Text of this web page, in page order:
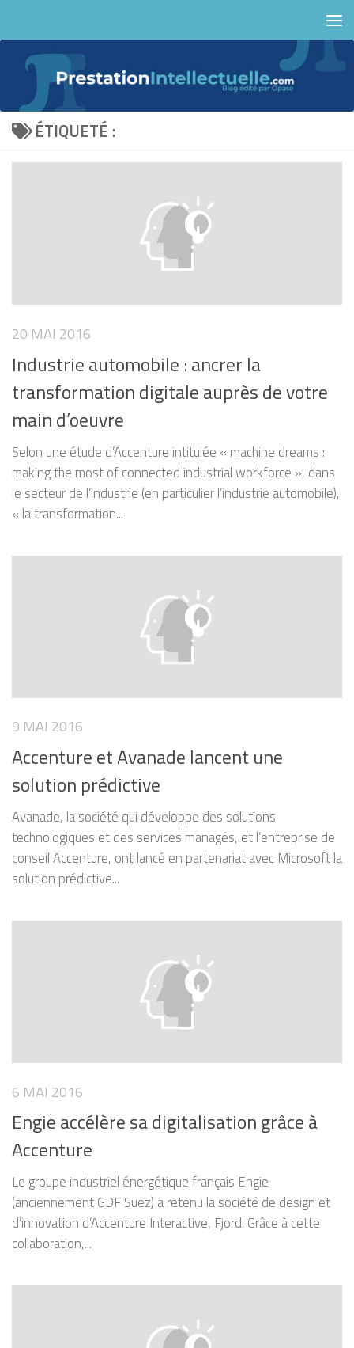
ÉTIQUETÉ :
20 MAI 2016
Industrie automobile : ancrer la
transformation digitale auprès de votre
main d’oeuvre
Selon une étude d’Accenture intitulée « machine dreams :
making the most of connected industrial workforce », dans
le secteur de l’industrie (en particulier l’industrie automobile),
« la transformation...
9 MAI 2016
Accenture et Avanade lancent une
solution prédictive
Avanade, la société qui développe des solutions
technologiques et des services managés, et l’entreprise de
conseil Accenture, ont lancé en partenariat avec Microsoft la
solution prédictive...
6 MAI 2016
Engie accélère sa digitalisation grâce à
Accenture
Le groupe industriel énergétique français Engie
(anciennement GDF Suez) a retenu la société de design et
d’innovation d’Accenture Interactive, Fjord. Grâce à cette
collaboration,...